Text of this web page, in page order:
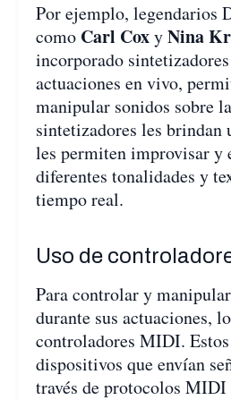
Por ejemplo, legendarios
como Carl CoxyNina
incorporado sintetizadores
actuaciones en vivo,
manipular sonidos sobre
sintetizadores les brindan
les permiten improvisar y
diferentes tonalidades y
tiempo real.
Uso de
Para controlar y
durante sus actuaciones,
controladores MIDI.
dispositivos que envían
través de protocolos